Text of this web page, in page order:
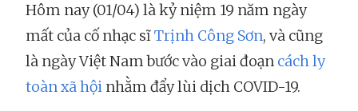
Hôm nay (01/04) là kỷ niệm 19 năm ngày
mất của cố nhạc sĩTrịnh Công Sơn, và cũng
là ngày Việt Nam bước vào giai đoạn cách ly
toàn xã hội nhằm đẩy lùi dịch COVID-19.